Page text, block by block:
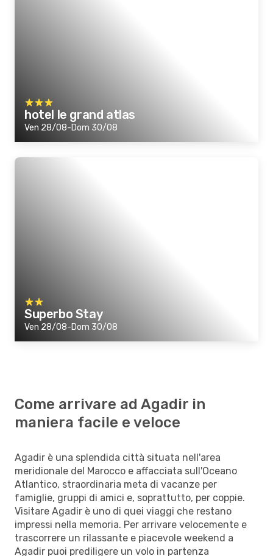
hotel le grand atlas
Ven 28/08-Dom 30/08
Superbo Stay
Ven 28/08-Dom 30/08
Come arrivare ad Agadir in
maniera facile e veloce
Agadir è una splendida città situata nell'area
meridionale del Marocco e affacciata sull'Oceano
Atlantico, straordinaria meta di vacanze per
famiglie, gruppi di amici e, soprattutto, per coppie.
Visitare Agadir è uno di quei viaggi che restano
impressi nella memoria. Per arrivare velocemente e
trascorrere un rilassante e piacevole weekend a
Agadir puoi prediligere un volo in partenza